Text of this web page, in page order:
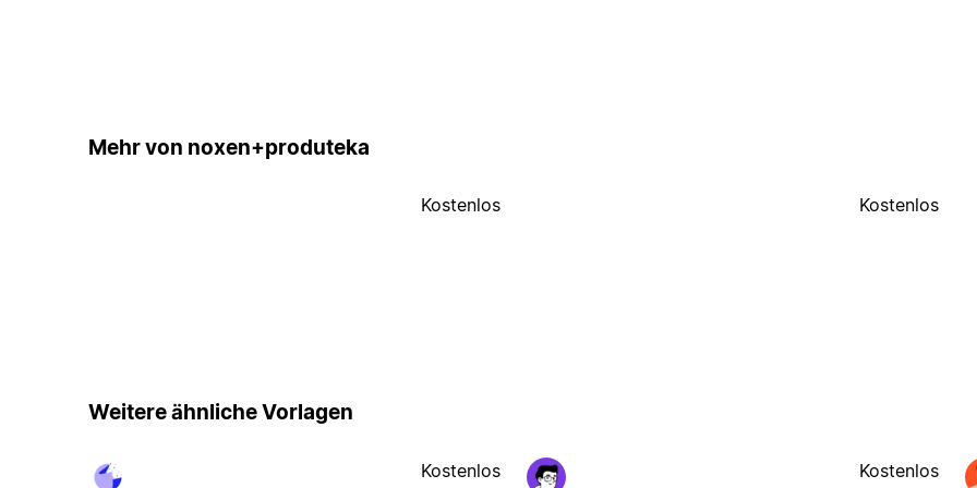
Mehr von noxen+produteka
Kostenlos Kostenlos
Weitere ähnliche Vorlagen
Kostenlos Kostenlos